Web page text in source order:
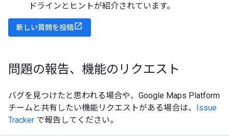
ドラインとヒントが紹介されています。
新しい質問を投稿
問題の報告、機能のリクエスト
バグを見つけたと思われる場合や、Google Maps Platform
チームと共有したい機能リクエストがある場合は、 Issue
Tracker で報告してください。